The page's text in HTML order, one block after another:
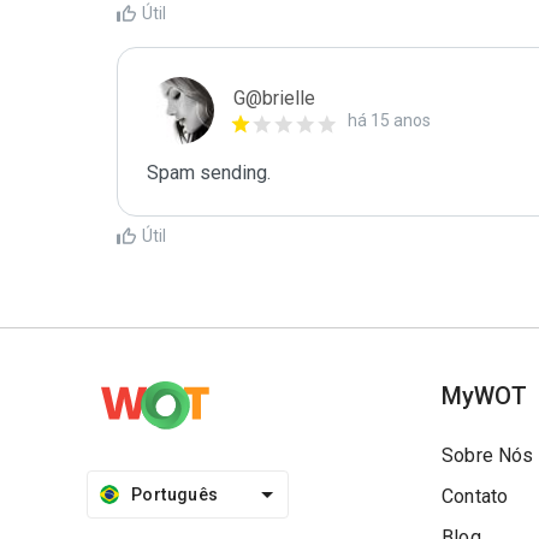
Útil
G@brielle
há 15 anos
Spam sending.
Útil
Português
MyWOT
Sobre Nós
Contato